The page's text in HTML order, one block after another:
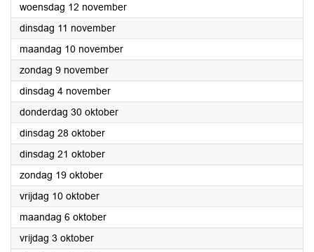
woensdag 12 november2025
dinsdag 11 november2025
maandag 10 november2025
zondag 9 november2025
dinsdag 4 november2025
donderdag 30 oktober2025
dinsdag 28 oktober2025
dinsdag 21 oktober2025
zondag 19 oktober2025
vrijdag 10 oktober2025
maandag 6 oktober2025
vrijdag 3 oktober2025